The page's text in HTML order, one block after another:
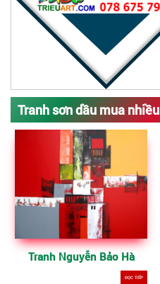
Tranh sơn dầu mua nhiều
Tranh Nguyễn Bảo Hà
ĐỌC TIẾP